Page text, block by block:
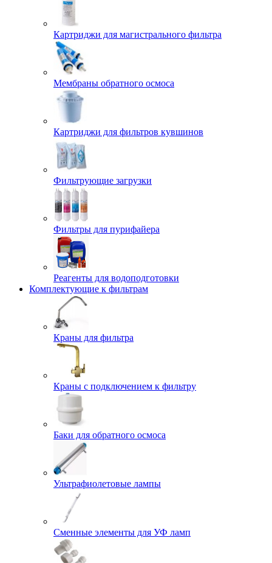
Картриджи для магистрального фильтра
Мембраны обратного осмоса
Картриджи для фильтров кувшинов
Фильтрующие загрузки
Фильтры для пурифайера
Реагенты для водоподготовки
Комплектующие к фильтрам
Краны для фильтра
Краны с подключением к фильтру
Баки для обратного осмоса
Ультрафиолетовые лампы
Сменные элементы для УФ ламп